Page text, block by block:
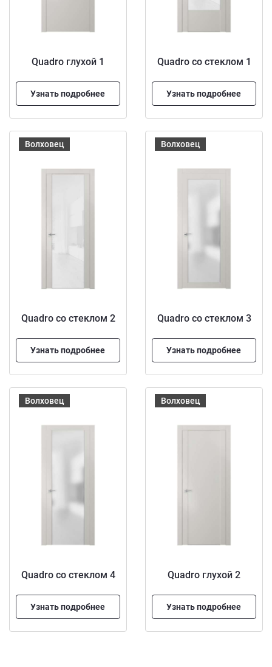
Quadro глухой 1
Узнать подробнее
Quadro со стеклом 1
Узнать подробнее
Волховец
Quadro со стеклом 2
Узнать подробнее
Волховец
Quadro со стеклом 3
Узнать подробнее
Волховец
Quadro со стеклом 4
Узнать подробнее
Волховец
Quadro глухой 2
Узнать подробнее